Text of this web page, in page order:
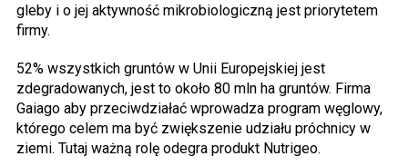
gleby i o jej aktywność mikrobiologiczną jest priorytetem
firmy.
52% wszystkich gruntów w Unii Europejskiej jest
zdegradowanych, jest to około 80 mln ha gruntów. Firma
Gaiago aby przeciwdziałać wprowadza program węglowy,
którego celem ma być zwiększenie udziału próchnicy w
ziemi. Tutaj ważną rolę odegra produkt Nutrigeo.